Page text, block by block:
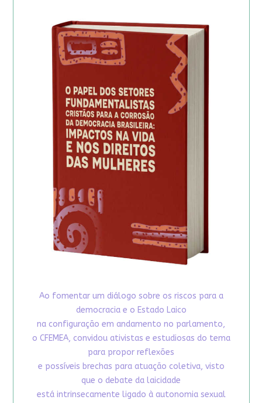
Ao fomentar um diálogo sobre os riscos para a
democracia e o Estado Laico
na configuração em andamento no parlamento,
o CFEMEA, convidou ativistas e estudiosas do tema
para propor reflexões
e possíveis brechas para atuação coletiva, visto
que o debate da laicidade
está intrinsecamente ligado à autonomia sexual